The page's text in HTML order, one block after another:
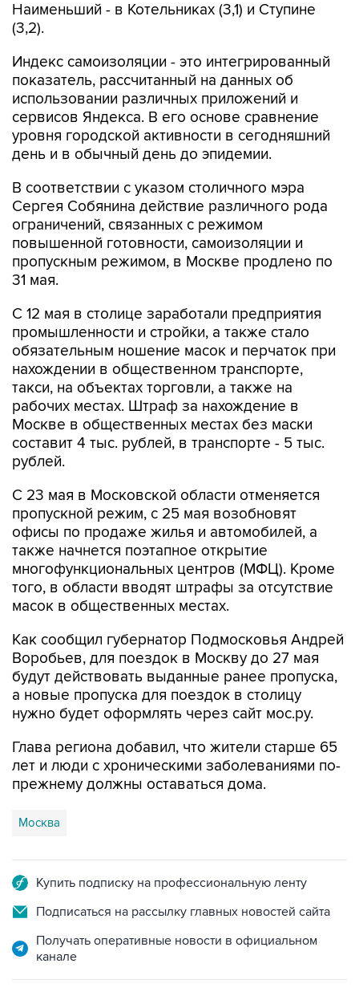
Наименьший - в Котельниках (3,1) и Ступине
(3,2).
Индекс самоизоляции - это интегрированный
показатель, рассчитанный на данных об
использовании различных приложений и
сервисов Яндекса. В его основе сравнение
уровня городской активности в сегодняшний
день и в обычный день до эпидемии.
В соответствии с указом столичного мэра
Сергея Собянина действие различного рода
ограничений, связанных с режимом
повышенной готовности, самоизоляции и
пропускным режимом, в Москве продлено по
31 мая.
С 12 мая в столице заработали предприятия
промышленности и стройки, а также стало
обязательным ношение масок и перчаток при
нахождении в общественном транспорте,
такси, на объектах торговли, а также на
рабочих местах. Штраф за нахождение в
Москве в общественных местах без маски
составит 4 тыс. рублей, в транспорте - 5 тыс.
рублей.
С 23 мая в Московской области отменяется
пропускной режим, с 25 мая возобновят
офисы по продаже жилья и автомобилей, а
также начнется поэтапное открытие
многофункциональных центров (МФЦ). Кроме
того, в области вводят штрафы за отсутствие
масок в общественных местах.
Как сообщил губернатор Подмосковья Андрей
Воробьев, для поездок в Москву до 27 мая
будут действовать выданные ранее пропуска,
а новые пропуска для поездок в столицу
нужно будет оформлять через сайт мос.ру.
Глава региона добавил, что жители старше 65
лет и люди с хроническими заболеваниями по-
прежнему должны оставаться дома.
Москва
Купить подписку на профессиональную ленту
Подписаться на рассылку главных новостей сайта
Получать оперативные новости в официальном
канале